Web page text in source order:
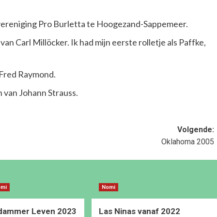
Pro Burletta te Hoogezand-Sappemeer.
Carl Millöcker. Ik had mijn eerste rolletje als Paffke,
Raymond.
Johann Strauss.
Volgende:
Oklahoma 2005
Leven 2023
Nomi
Las Ninas vanaf 2022